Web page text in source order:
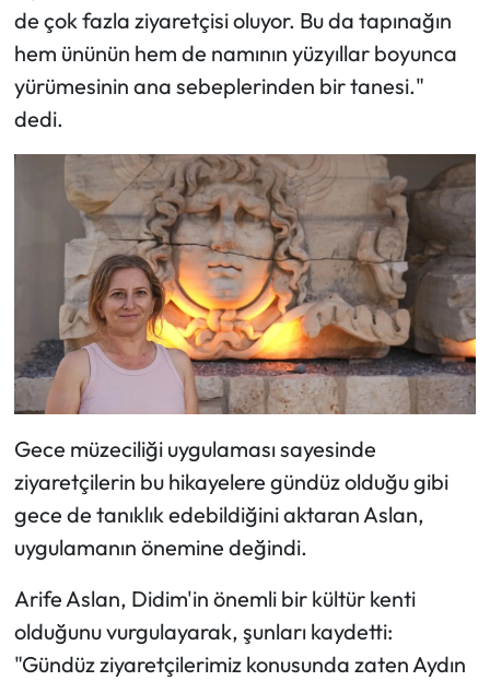
de çok fazla ziyaretçisi oluyor. Bu da tapınağın
hem ününün hem de namının yüzyıllar boyunca
yürümesinin ana sebeplerinden bir tanesi."
dedi.
Gece müzeciliği uygulaması sayesinde
ziyaretçilerin bu hikayelere gündüz olduğu gibi
gece de tanıklık edebildiğini aktaran Aslan,
uygulamanın önemine değindi.
Arife Aslan, Didim'in önemli bir kültür kenti
olduğunu vurgulayarak, şunları kaydetti:
"Gündüz ziyaretçilerimiz konusunda zaten Aydın